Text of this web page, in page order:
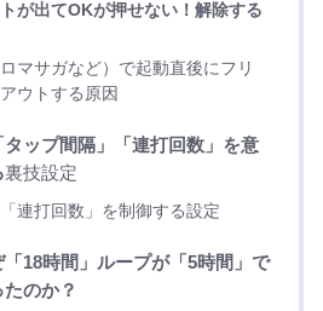
トが出てOKが押せない！解除する
マサガなど）で起動直後にフリ
ウトする原因
タップ間隔」「連打回数」を意
裏技設定
「連打回数」を制御する設定
「18時間」ループが「5時間」で
のか？